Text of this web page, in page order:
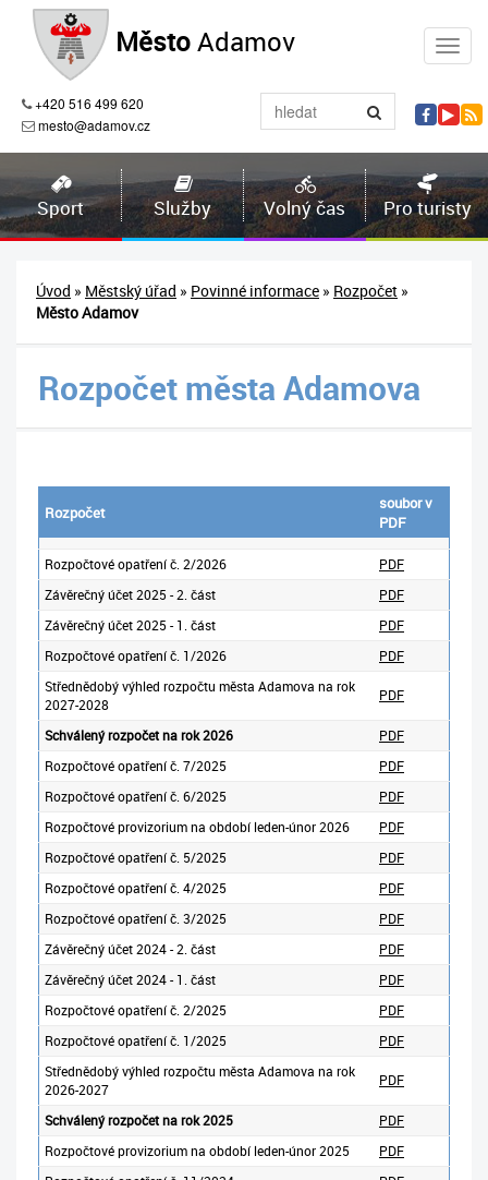
MěstoAdamov
+420 516 499 620
mesto@adamov.cz
Sport Služby Volný čas Pro turisty
Úvod » Městský úřad » Povinné informace » Rozpočet »
Město Adamov
Rozpočet města Adamova
Rozpočet
soubor v
PDF
Rozpočtové opatření č. 2/2026
PDF
Závěrečný účet 2025 - 2. část
PDF
Závěrečný účet 2025 - 1. část
PDF
Rozpočtové opatření č. 1/2026
PDF
Střednědobý výhled rozpočtu města Adamova na rok
2027-2028
PDF
Schválenýrozpočet na rok 2026
PDF
Rozpočtové opatření č. 7/2025
PDF
Rozpočtové opatření č. 6/2025
PDF
Rozpočtové provizorium na období leden-únor 2026
PDF
Rozpočtové opatření č. 5/2025
PDF
Rozpočtové opatření č. 4/2025
PDF
Rozpočtové opatření č. 3/2025
PDF
Závěrečný účet 2024 - 2. část
PDF
Závěrečný účet 2024 - 1. část
PDF
Rozpočtové opatření č. 2/2025
PDF
Rozpočtové opatření č. 1/2025
PDF
Střednědobý výhled rozpočtu města Adamova na rok
2026-2027
PDF
Schválenýrozpočet na rok 2025
PDF
Rozpočtové provizorium na období leden-únor 2025
PDF